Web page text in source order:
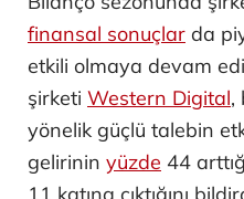
finansal sonuçlar da
etkili olmaya devam
şirketi Western Digital,
yönelik güçlü talebin
gelirinin yüzde 44